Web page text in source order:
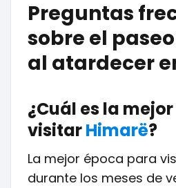
Preguntas
sobre el
al atardecer
¿Cuál es la
visitarHimarë?
La mejor época para
durante los meses de